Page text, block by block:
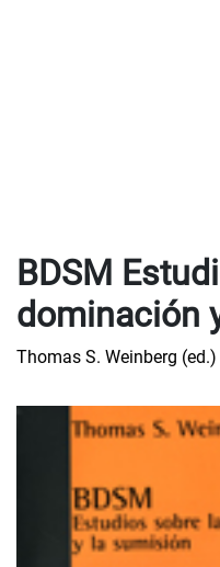
BDSM
dominación
Thomas S. Weinberg (ed.)